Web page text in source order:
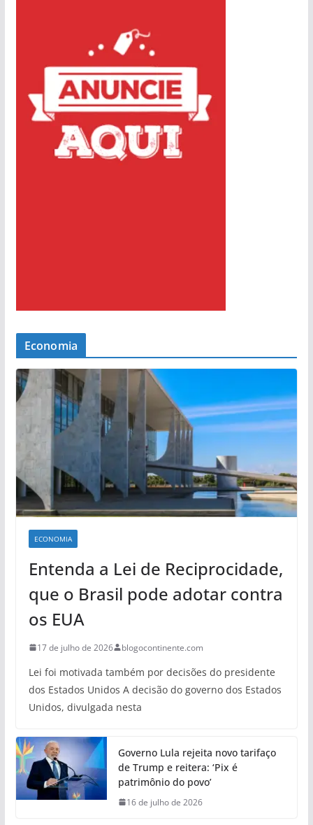
Economia
ECONOMIA
Entenda a Lei de Reciprocidade,
que o Brasil pode adotar contra
os EUA
17 de julho de 2026 blogocontinente.com
Lei foi motivada também por decisões do presidente
dos Estados Unidos A decisão do governo dos Estados
Unidos, divulgada nesta
Governo Lula rejeita novo tarifaço
de Trump e reitera: ‘Pix é
patrimônio do povo’
16 de julho de 2026